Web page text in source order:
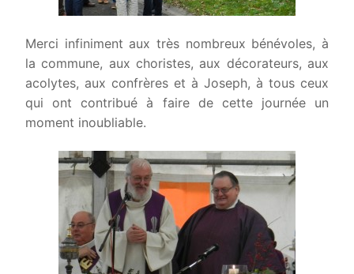
Merci infiniment aux très nombreux bénévoles, à
la commune, aux choristes, aux décorateurs, aux
acolytes, aux confrères et à Joseph, à tous ceux
qui ont contribué à faire de cette journée un
moment inoubliable.